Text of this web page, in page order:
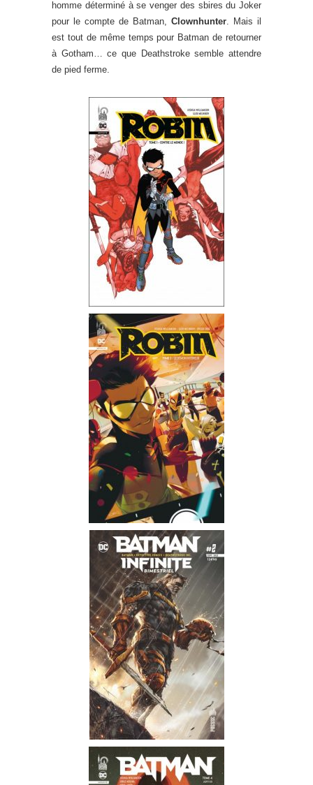
homme déterminé à se venger des sbires du Joker
pour le compte de Batman, Clownhunter. Mais il
est tout de même temps pour Batman de retourner
à Gotham… ce que Deathstroke semble attendre
de pied ferme.